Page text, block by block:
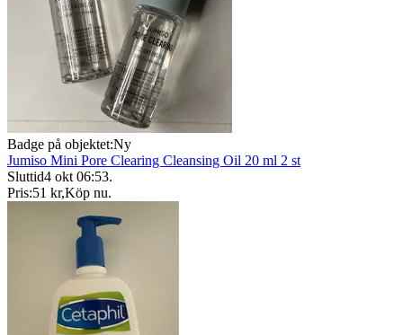
Badge på objektet:Ny
Jumiso Mini Pore Clearing Cleansing Oil 20 ml 2 st
Sluttid4 okt 06:53.
Pris:51 kr,Köp nu.